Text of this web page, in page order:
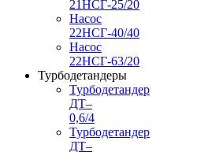
21НСГ-25/20
Насос
22НСГ-40/40
Насос
22НСГ-63/20
Турбодетандеры
Турбодетандер
ДТ–
0,6/4
Турбодетандер
ДТ–